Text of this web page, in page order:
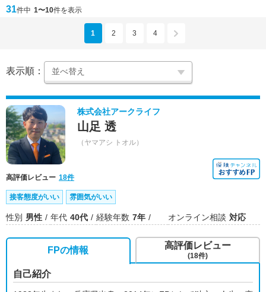
31件中 1〜10件を表示
1 2 3 4
表示順：
株式会社アークライフ
山足 透
（ヤマアシ トオル）
高評価レビュー 18件
接客態度がいい 雰囲気がいい
性別 男性 年代 40代 経験年数 7年 オンライン相談 対応
FPの情報
自己紹介
高評価レビュー
(18件)